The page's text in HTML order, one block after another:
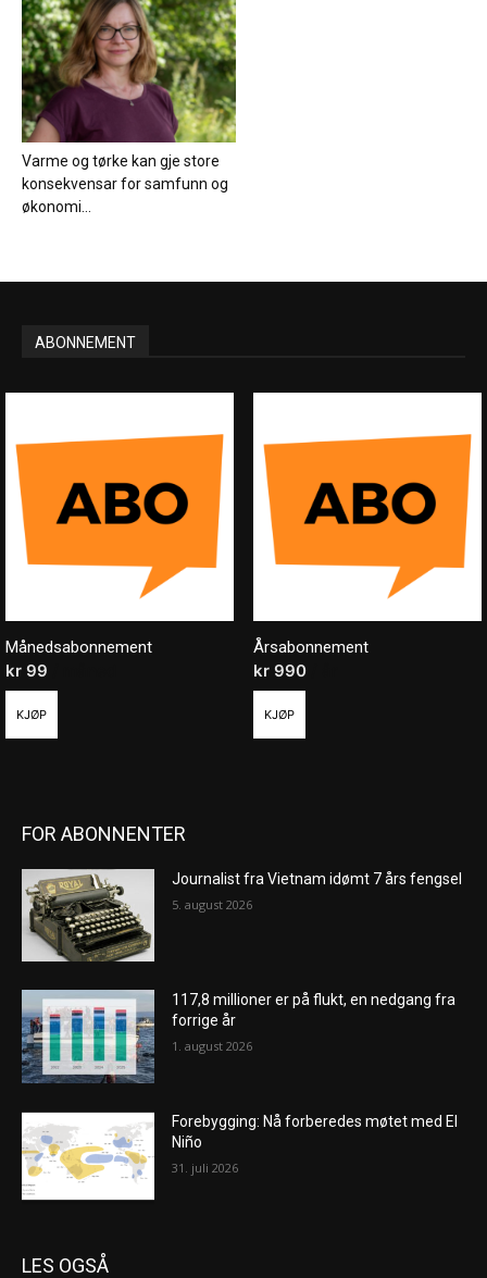
Varme og tørke kan gje store
konsekvensar for samfunn og
økonomi...
ABONNEMENT
Månedsabonnement
kr 99
KJØP
Årsabonnement
kr990
KJØP
FOR ABONNENTER
Journalist fra Vietnam idømt 7 års fengsel
5. august 2026
117,8 millioner er på flukt, en nedgang fra
forrige år
1. august 2026
Forebygging: Nå forberedes møtet med El
Niño
31. juli 2026
LES OGSÅ